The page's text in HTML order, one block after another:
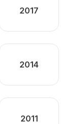
2017
2014
2011